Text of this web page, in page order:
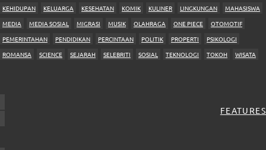
KEHIDUPAN
KELUARGA KESEHATAN KOMIK KULINER LINGKUNGAN
MAHASISWA
MEDIA
MEDIA SOSIAL MIGRASI MUSIK OLAHRAGA ONE PIECE
OTOMOTIF
PEMERINTAHAN
PENDIDIKAN PERCINTAAN POLITIK PROPERTI
PSIKOLOGI
ROMANSA
SCIENCE SEJARAH SELEBRITI SOSIAL TEKNOLOGI TOKOH WISATA
FEATURES